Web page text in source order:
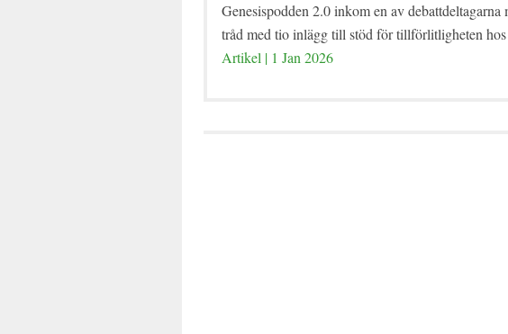
Genesispodden 2.0 inkom en av debattdeltagarna
tråd med tio inlägg till stöd för tillförlitligheten
Artikel | 1 Jan 2026